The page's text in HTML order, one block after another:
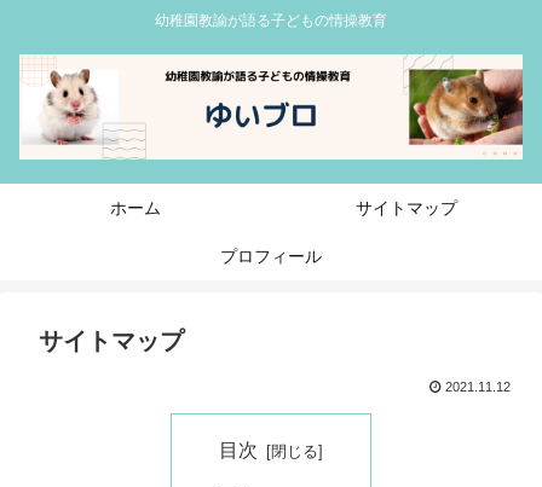
幼稚園教諭が語る子どもの情操教育
ホーム サイトマップ
プロフィール
サイトマップ
2021.11.12
目次